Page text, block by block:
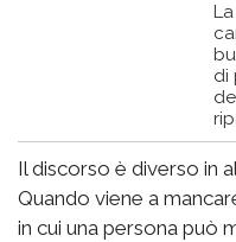
di
Il discorso è diverso in
Quando viene a
in cui una persona può